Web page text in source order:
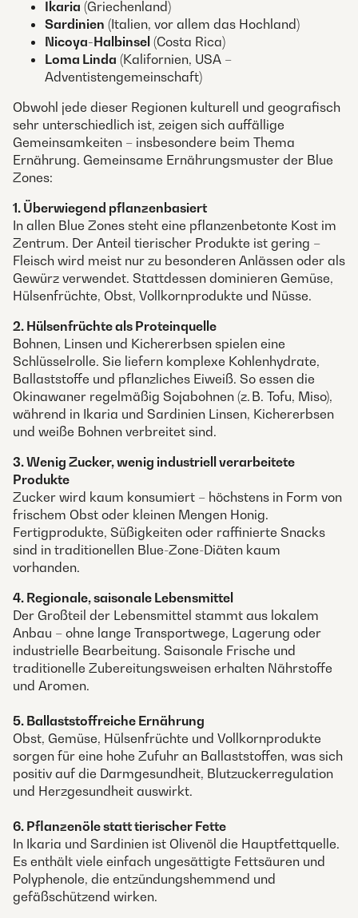
Ikaria (Griechenland)
Sardinien (Italien, vor allem das Hochland)
Nicoya-Halbinsel (Costa Rica)
Loma Linda (Kalifornien, USA –
Adventistengemeinschaft)
Obwohl jede dieser Regionen kulturell und geografisch
sehr unterschiedlich ist, zeigen sich auffällige
Gemeinsamkeiten – insbesondere beim Thema
Ernährung. Gemeinsame Ernährungsmuster der Blue
Zones:
1. Überwiegend pflanzenbasiert
In allen Blue Zones steht eine pflanzenbetonte Kost im
Zentrum. Der Anteil tierischer Produkte ist gering –
Fleisch wird meist nur zu besonderen Anlässen oder als
Gewürz verwendet. Stattdessen dominieren Gemüse,
Hülsenfrüchte, Obst, Vollkornprodukte und Nüsse.
2. Hülsenfrüchte als Proteinquelle
Bohnen, Linsen und Kichererbsen spielen eine
Schlüsselrolle. Sie liefern komplexe Kohlenhydrate,
Ballaststoffe und pflanzliches Eiweiß. So essen die
Okinawaner regelmäßig Sojabohnen (z. B. Tofu, Miso),
während in Ikaria und Sardinien Linsen, Kichererbsen
und weiße Bohnen verbreitet sind.
3. Wenig Zucker, wenig industriell verarbeitete
Produkte
Zucker wird kaum konsumiert – höchstens in Form von
frischem Obst oder kleinen Mengen Honig.
Fertigprodukte, Süßigkeiten oder raffinierte Snacks
sind in traditionellen Blue-Zone-Diäten kaum
vorhanden.
4. Regionale, saisonale Lebensmittel
Der Großteil der Lebensmittel stammt aus lokalem
Anbau – ohne lange Transportwege, Lagerung oder
industrielle Bearbeitung. Saisonale Frische und
traditionelle Zubereitungsweisen erhalten Nährstoffe
und Aromen.
5. Ballaststoffreiche Ernährung
Obst, Gemüse, Hülsenfrüchte und Vollkornprodukte
sorgen für eine hohe Zufuhr an Ballaststoffen, was sich
positiv auf die Darmgesundheit, Blutzuckerregulation
und Herzgesundheit auswirkt.
6. Pflanzenöle statt tierischer Fette
In Ikaria und Sardinien ist Olivenöl die Hauptfettquelle.
Es enthält viele einfach ungesättigte Fettsäuren und
Polyphenole, die entzündungshemmend und
gefäßschützend wirken.